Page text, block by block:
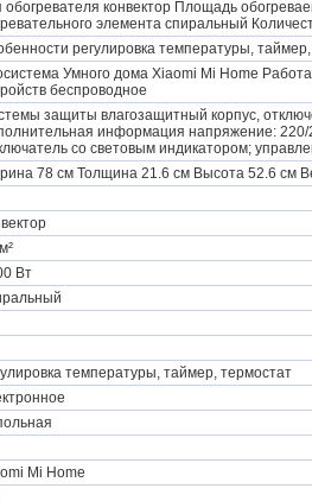
обогревателя конвектор Площадь
элемента спиральный
регулировка температуры,
Умного дома Xiaomi Mi Home
беспроводное
защиты влагозащитный корпус,
информация напряжение:
со световым индикатором;
78 см Толщина 21.6 см Высота 52.6 см
Вт
температуры, таймер, термостат
Mi Home